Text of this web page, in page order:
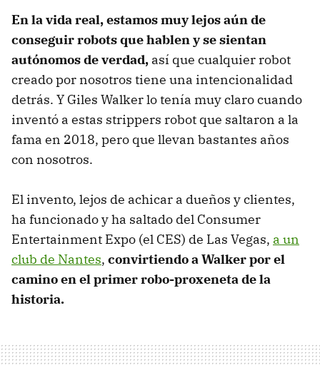
En la vida real, estamos muy lejos aún de
conseguir robots que hablen y se sientan
autónomos de verdad, así que cualquier robot
creado por nosotros tiene una intencionalidad
detrás. Y Giles Walker lo tenía muy claro cuando
inventó a estas strippers robot que saltaron a la
fama en 2018, pero que llevan bastantes años
con nosotros.
El invento, lejos de achicar a dueños y clientes,
ha funcionado y ha saltado del Consumer
Entertainment Expo (el CES) de Las Vegas, a un
club de Nantes, convirtiendo a Walker por el
camino en el primer robo-proxeneta de la
historia.